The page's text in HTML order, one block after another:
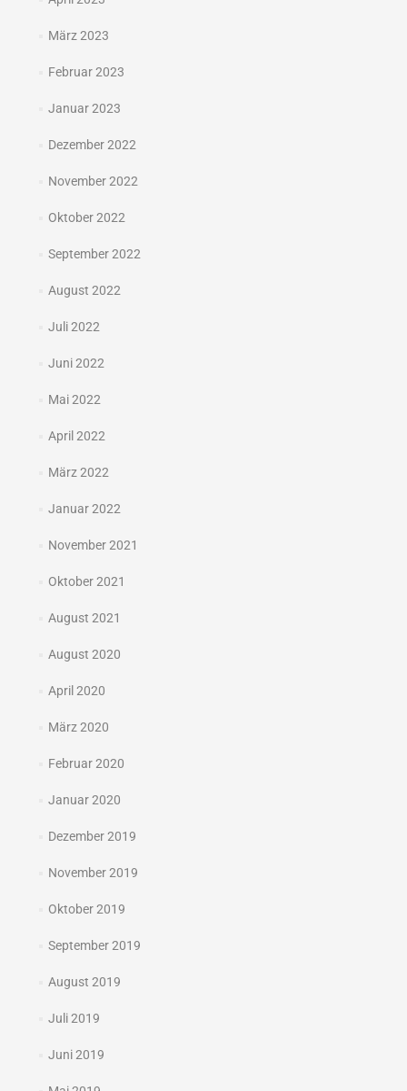
März 2023
Februar 2023
Januar 2023
Dezember 2022
November 2022
Oktober 2022
September 2022
August 2022
Juli 2022
Juni 2022
Mai 2022
April 2022
März 2022
Januar 2022
November 2021
Oktober 2021
August 2021
August 2020
April 2020
März 2020
Februar 2020
Januar 2020
Dezember 2019
November 2019
Oktober 2019
September 2019
August 2019
Juli 2019
Juni 2019